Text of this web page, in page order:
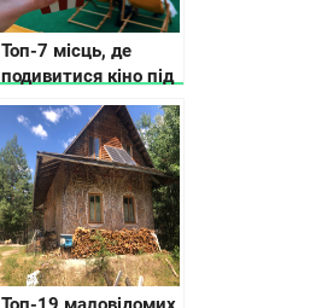
Топ-7 місць, де
подивитися кіно під
відкритим небом в
Києві